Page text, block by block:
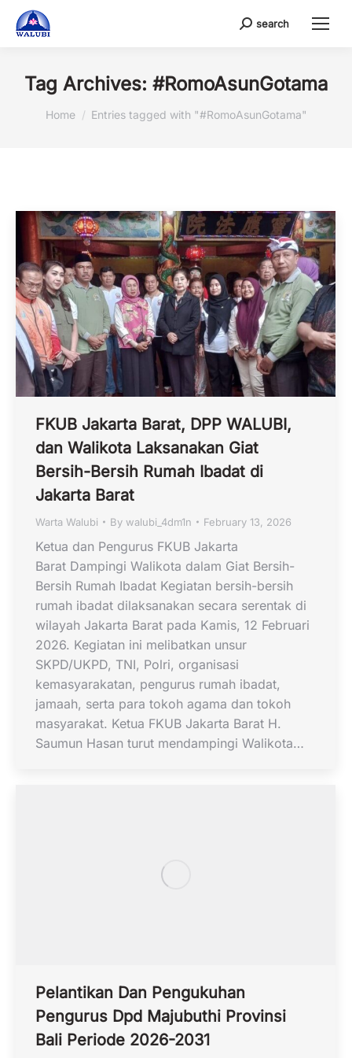
Search:
search
Tag Archives: #RomoAsunGotama
You are here:
Home Entries tagged with "#RomoAsunGotama"
FKUB Jakarta Barat, DPP WALUBI,
dan Walikota Laksanakan Giat
Bersih-Bersih Rumah Ibadat di
Jakarta Barat
Warta Walubi By walubi_4dm1n February 13, 2026
Ketua dan Pengurus FKUB Jakarta
Barat Dampingi Walikota dalam Giat Bersih-
Bersih Rumah Ibadat Kegiatan bersih-bersih
rumah ibadat dilaksanakan secara serentak di
wilayah Jakarta Barat pada Kamis, 12 Februari
2026. Kegiatan ini melibatkan unsur
SKPD/UKPD, TNI, Polri, organisasi
kemasyarakatan, pengurus rumah ibadat,
jamaah, serta para tokoh agama dan tokoh
masyarakat. Ketua FKUB Jakarta Barat H.
Saumun Hasan turut mendampingi Walikota…
Pelantikan Dan Pengukuhan
Pengurus Dpd Majubuthi Provinsi
Bali Periode 2026-2031